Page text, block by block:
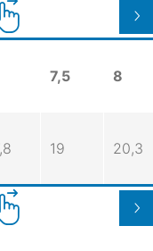
7,5 8
19 20,3